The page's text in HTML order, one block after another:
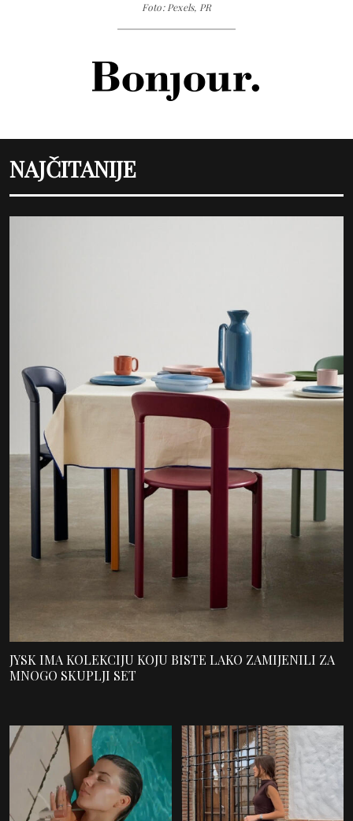
Foto: Pexels, PR
NAJČITANIJE
JYSK IMA KOLEKCIJU KOJU BISTE LAKO ZAMIJENILI ZA
MNOGO SKUPLJI SET